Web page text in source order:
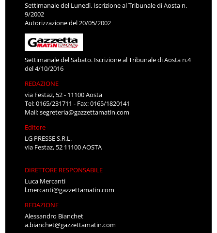
Settimanale del Lunedì. Iscrizione al Tribunale di Aosta n.
9/2002
Autorizzazione del 20/05/2002
Settimanale del Sabato. Iscrizione al Tribunale di Aosta n.4
del 4/10/2016
REDAZIONE
via Festaz, 52 - 11100 Aosta
Tel: 0165/231711 - Fax: 0165/1820141
Mail:segreteria@gazzettamatin.com
Editore
LG PRESSE S.R.L.
via Festaz, 52 11100 AOSTA
DIRETTORE RESPONSABILE
Luca Mercanti
l.mercanti@gazzettamatin.com
REDAZIONE
Alessandro Bianchet
a.bianchet@gazzettamatin.com